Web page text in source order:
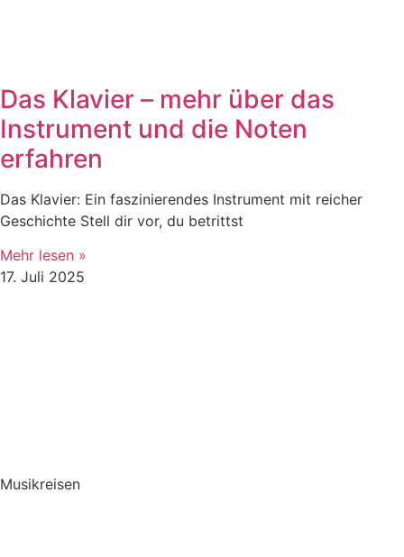
Das Klavier – mehr über das
Instrument und die Noten
erfahren
Das Klavier: Ein faszinierendes Instrument mit reicher
Geschichte Stell dir vor, du betrittst
Mehr lesen »
17. Juli 2025
Musikreisen